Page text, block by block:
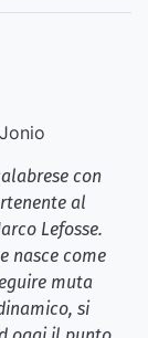
con
al
Lefosse.
nasce come
muta
si